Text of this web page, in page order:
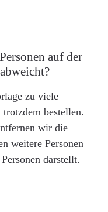
auf der
zu viele
bestellen.
wir die
weitere Personen
darstellt.